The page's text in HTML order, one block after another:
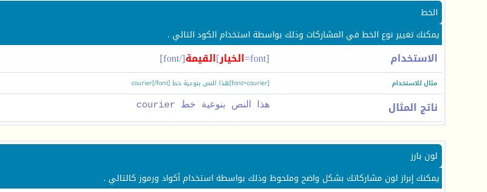
الخط
يمكنك تغيير نوع الخط في المشاركات وذلك بواسطة استخدام الكود التالي .
الاستخدام [font= الخيار]القيمة[/font]
مثال للاستخدام [font=courier]هذا النص بنوعية خط courier[/font]
ناتج المثال هذا النص بنوعية خط courier
لون بارز
يمكنك إبراز لون مشاركاتك بشكل واضح وملحوظ وذلك بواسطة استخدام أكواد ورموز كالتالي .